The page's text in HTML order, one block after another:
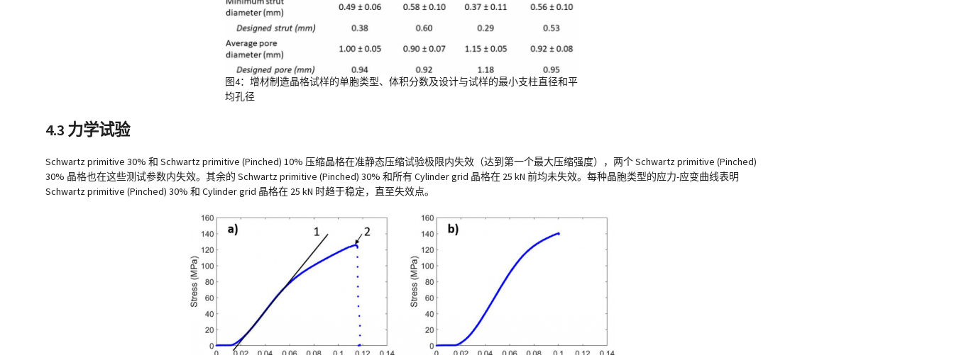
图4：增材制造晶格试样的单胞类型、体积分数及设计与试样的最小支柱直径和平
均孔径
4.3 力学试验
Schwartz primitive 30% 和 Schwartz primitive (Pinched) 10% 压缩晶格在准静态压缩试验极限内失效（达到第一个最大压缩强度），两个 Schwartz primitive (Pinched)
30% 晶格也在这些测试参数内失效。其余的 Schwartz primitive (Pinched) 30% 和所有 Cylinder grid 晶格在 25 kN 前均未失效。每种晶胞类型的应力-应变曲线表明
Schwartz primitive (Pinched) 30% 和 Cylinder grid 晶格在 25 kN 时趋于稳定，直至失效点。